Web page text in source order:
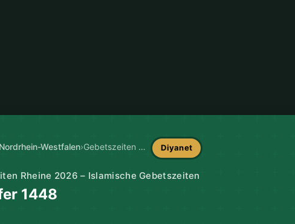
Nordrhein-Westfalen› Gebetszeiten Rheine Diyanet
Rheine 2026 – Islamische Gebetszeiten
1448